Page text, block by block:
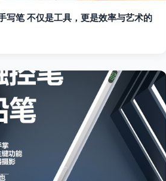
写笔 不仅是工具，更是效率与艺术的